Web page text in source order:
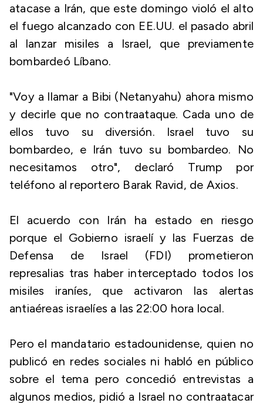
atacase a Irán, que este domingo violó el alto
el fuego alcanzado con EE.UU. el pasado abril
al lanzar misiles a Israel, que previamente
bombardeó Líbano.
"Voy a llamar a Bibi (Netanyahu) ahora mismo
y decirle que no contraataque. Cada uno de
ellos tuvo su diversión. Israel tuvo su
bombardeo, e Irán tuvo su bombardeo. No
necesitamos otro", declaró Trump por
teléfono al reportero Barak Ravid, de Axios.
El acuerdo con Irán ha estado en riesgo
porque el Gobierno israelí y las Fuerzas de
Defensa de Israel (FDI) prometieron
represalias tras haber interceptado todos los
misiles iraníes, que activaron las alertas
antiaéreas israelíes a las 22:00 hora local.
Pero el mandatario estadounidense, quien no
publicó en redes sociales ni habló en público
sobre el tema pero concedió entrevistas a
algunos medios, pidió a Israel no contraatacar